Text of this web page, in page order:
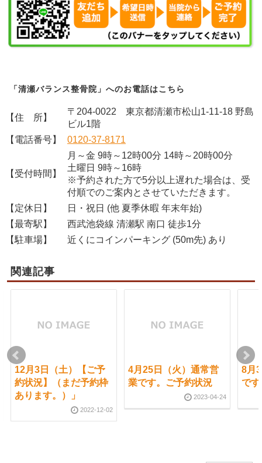
「清瀬バランス整骨院」へのお電話はこちら
【住 所】
〒204-0022 東京都清瀬市松山1-11-18 野島
ビル1階
【電話番号】
0120-37-8171
【受付時間】
月～金 9時～12時00分 14時～20時00分
土曜日 9時～16時
※予約された方で5分以上遅れた場合は、受
付順でのご案内とさせていただきます。
【定休日】
日・祝日 (他 夏季休暇 年末年始)
【最寄駅】
西武池袋線 清瀬駅 南口 徒歩1分
【駐車場】
近くにコインパーキング (50m先) あり
関連記事
12月3日（土）【ご予
約状況】（まだ予約枠
あります。）」
2022-12-02
4月25日（火）通常営
業です。ご予約状況
2023-04-24
8月
で